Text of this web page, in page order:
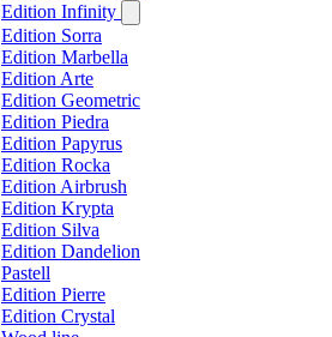
Edition Infinity
Edition Sorra
Edition Marbella
Edition Arte
Edition Geometric
Edition Piedra
Edition Papyrus
Edition Rocka
Edition Airbrush
Edition Krypta
Edition Silva
Edition Dandelion
Pastell
Edition Pierre
Edition Crystal